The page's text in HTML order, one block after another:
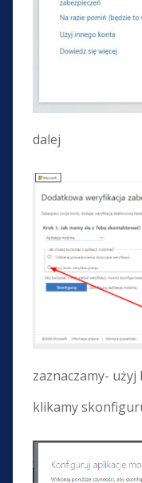
dalej
zaznaczamy-
klikamy